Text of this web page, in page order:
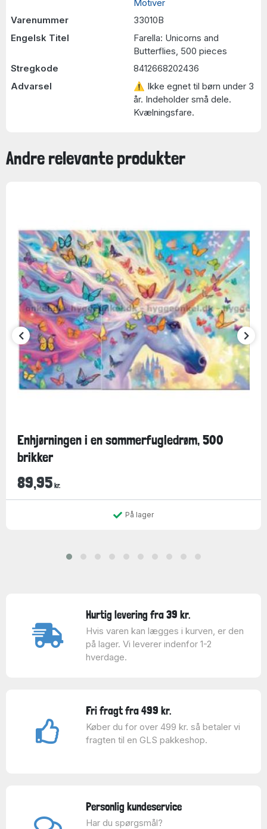
Motiver
Varenummer
33010B
Engelsk Titel
Farella: Unicorns and
Butterflies, 500 pieces
Stregkode
8412668202436
Advarsel
⚠ Ikke egnet til børn under 3
år. Indeholder små dele.
Kvælningsfare.
Andre relevante produkter
Enhjørningen i en sommerfugledrøm, 500
brikker
89,95 kr.
På lager
Hurtig levering fra 39 kr.
Hvis varen kan lægges i kurven, er den
på lager. Vi leverer indenfor 1-2
hverdage.
Fri fragt fra 499 kr.
Køber du for over 499 kr. så betaler vi
fragten til en GLS pakkeshop.
Personlig kundeservice
Har du spørgsmål?